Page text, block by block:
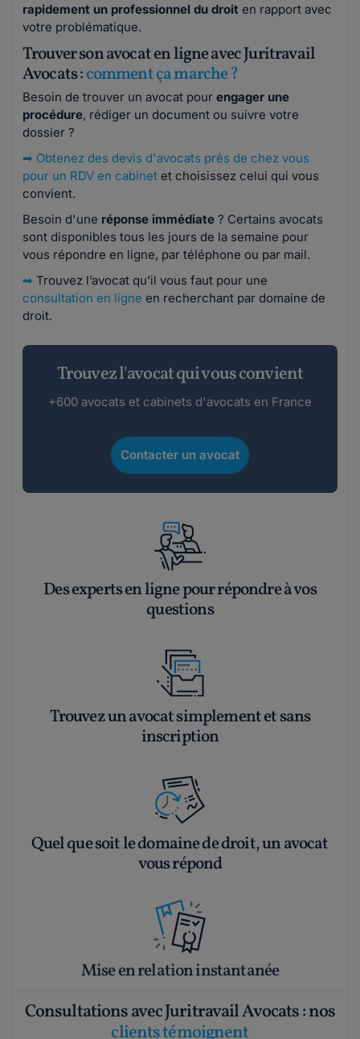
rapidement un professionnel du droit en rapport avec
votre problématique.
Trouver son avocat en ligne avec Juritravail
Avocats :comment ça marche ?
Besoin de trouver un avocat pour engager une
procédure, rédiger un document ou suivre votre
dossier ?
➡ Obtenez des devis d'avocats près de chez vous
pour un RDV en cabinet et choisissez celui qui vous
convient.
Besoin d'une réponse immédiate ? Certains avocats
sont disponibles tous les jours de la semaine pour
vous répondre en ligne, par téléphone ou par mail.
➡ Trouvez l’avocat qu’il vous faut pour une
consultation en ligne en recherchant par domaine de
droit.
Trouvez l'avocat qui vous convient
+600 avocats et cabinets d'avocats en France
Contacter un avocat
Des experts en ligne pour répondre à vos
questions
Trouvez un avocat simplement et sans
inscription
Quel que soit le domaine de droit, un avocat
vous répond
Mise en relation instantanée
Consultations avec Juritravail Avocats : nos
clients témoignent